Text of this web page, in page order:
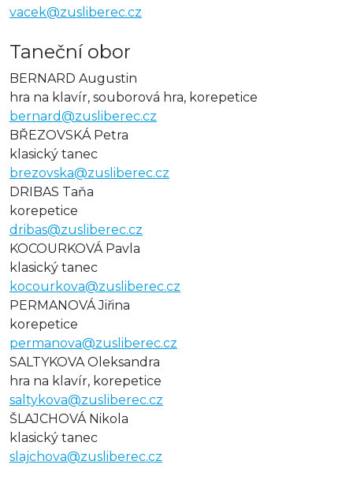
vacek@zusliberec.cz
Taneční obor
BERNARD Augustin
hra na klavír, souborová hra, korepetice
bernard@zusliberec.cz
BŘEZOVSKÁ Petra
klasický tanec
brezovska@zusliberec.cz
DRIBAS Taňa
korepetice
dribas@zusliberec.cz
KOCOURKOVÁ Pavla
klasický tanec
kocourkova@zusliberec.cz
PERMANOVÁ Jiřina
korepetice
permanova@zusliberec.cz
SALTYKOVA Oleksandra
hra na klavír, korepetice
saltykova@zusliberec.cz
ŠLAJCHOVÁ Nikola
klasický tanec
slajchova@zusliberec.cz